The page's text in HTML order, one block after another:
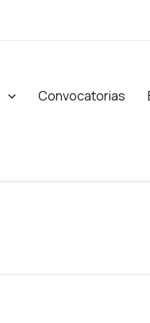
Convocatorias